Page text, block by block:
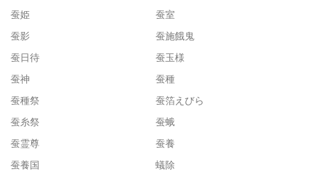
蚕姫
蚕室
蚕影
蚕施餓鬼
蚕日待
蚕玉様
蚕神
蚕種
蚕種祭
蚕箔えびら
蚕糸祭
蚕蛾
蚕霊尊
蚕養
蚕養国
蟻除